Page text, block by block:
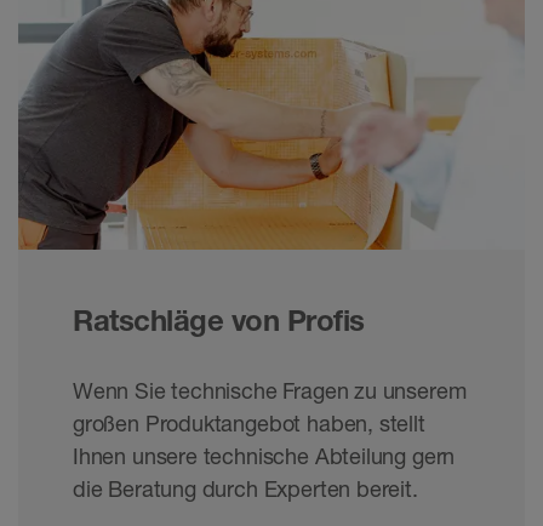
Ratschläge von Profis
Wenn Sie technische Fragen zu unserem
großen Produktangebot haben, stellt
Ihnen unsere technische Abteilung gern
die Beratung durch Experten bereit.